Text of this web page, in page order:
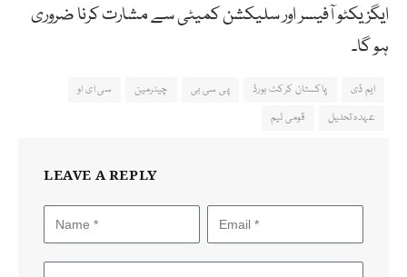
ایگزیکٹو آفیسر اور سلیکشن کمیٹی سے مشارت کرنا ضروری
ہو گا۔
ایم ڈی پاکستان کرکٹ بورڈ پی سی بی چیئرمین
سی ای او
عہدہ تحلیل
قومی ٹیم
LEAVE A REPLY